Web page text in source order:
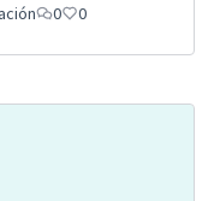
0 0